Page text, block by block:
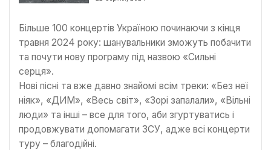
Більше 100 концертів Україною починаючи з кінця
травня 2024 року: шанувальники зможуть побачити
та почути нову програму під назвою «Сильні
серця».
Нові пісні та вже давно знайомі всім треки: «Без неї
ніяк», «ДИМ», «Весь світ», «Зорі запалали», «Вільні
люди» та інші – все для того, аби згуртуватись і
продовжувати допомагати ЗСУ, адже всі концерти
туру – благодійні.